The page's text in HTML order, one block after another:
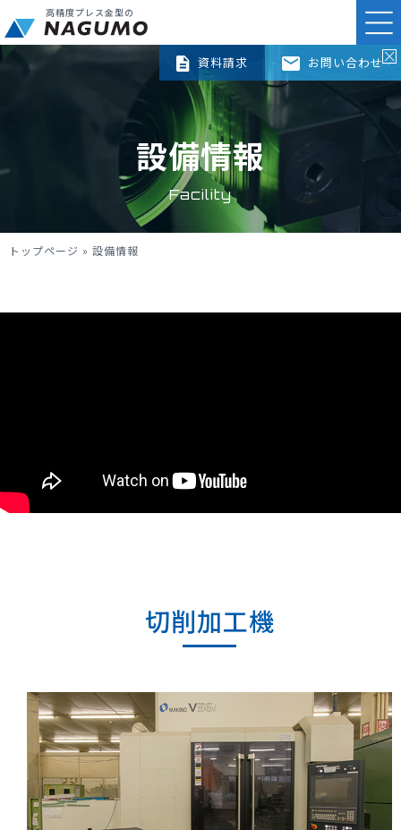
高精度プレス金型の
資料請求 お問い合わせ
設備情報
Facility
トップページ » 設備情報
切削加工機